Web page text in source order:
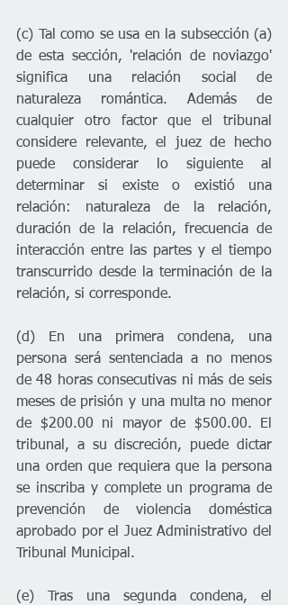
(c) Tal como se usa en la subsección (a)
de esta sección, 'relación de noviazgo'
significa una relación social de
naturaleza romántica. Además de
cualquier otro factor que el tribunal
considere relevante, el juez de hecho
puede considerar lo siguiente al
determinar si existe o existió una
relación: naturaleza de la relación,
duración de la relación, frecuencia de
interacción entre las partes y el tiempo
transcurrido desde la terminación de la
relación, si corresponde.
(d) En una primera condena, una
persona será sentenciada a no menos
de 48 horas consecutivas ni más de seis
meses de prisión y una multa no menor
de $200.00 ni mayor de $500.00. El
tribunal, a su discreción, puede dictar
una orden que requiera que la persona
se inscriba y complete un programa de
prevención de violencia doméstica
aprobado por el Juez Administrativo del
Tribunal Municipal.
(e) Tras una segunda condena, el